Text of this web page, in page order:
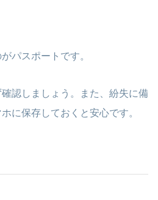
パスポートです。
認しましょう。また、紛失に備
に保存しておくと安心です。